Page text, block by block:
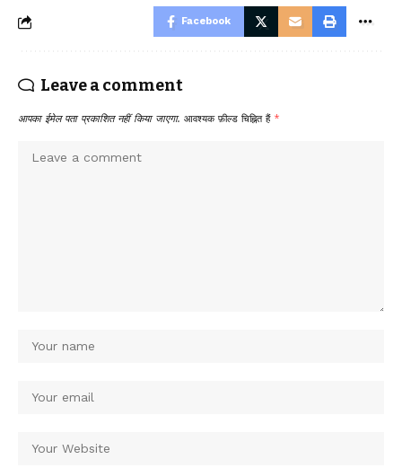
Facebook
Leave a comment
आपका ईमेल पता प्रकाशित नहीं किया जाएगा. आवश्यक फ़ील्ड चिह्नित हैं *